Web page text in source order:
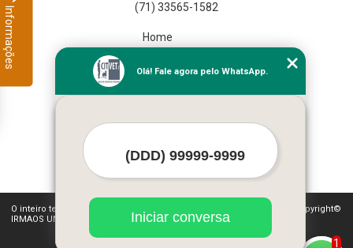
(71) 33565-1582
Home
Missão
Serviços
O inteiro teor deste site está sujeito à proteção de direitos autorais. Copyright©
IRMAOS UNGAR LTDA (Lei 9610 de 19/02/1998)
1
Olá! Fale agora pelo WhatsApp.
Iniciar conversa
Informações